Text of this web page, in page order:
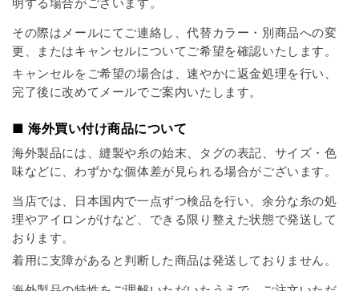
明する場合がございます。
その際はメールにてご連絡し、代替カラー・別商品への変
更、またはキャンセルについてご希望を確認いたします。
キャンセルをご希望の場合は、速やかに返金処理を行い、
完了後に改めてメールでご案内いたします。
■ 海外買い付け商品について
海外製品には、縫製や糸の始末、タグの表記、サイズ・色
味などに、わずかな個体差が見られる場合がございます。
当店では、日本国内で一点ずつ検品を行い、余分な糸の処
理やアイロンがけなど、できる限り整えた状態で発送して
おります。
着用に支障があると判断した商品は発送しておりません。